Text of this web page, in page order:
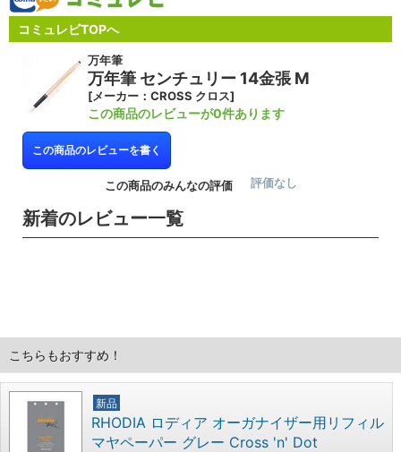
コミュレビTOPへ
万年筆
万年筆 センチュリー 14金張 M
[メーカー：CROSS クロス]
この商品のレビューが0件あります
この商品のレビューを書く
この商品のみんなの評価 評価なし
新着のレビュー一覧
こちらもおすすめ！
新品
RHODIA ロディア オーガナイザー用リフィル
マヤペーパー グレー Cross 'n' Dot